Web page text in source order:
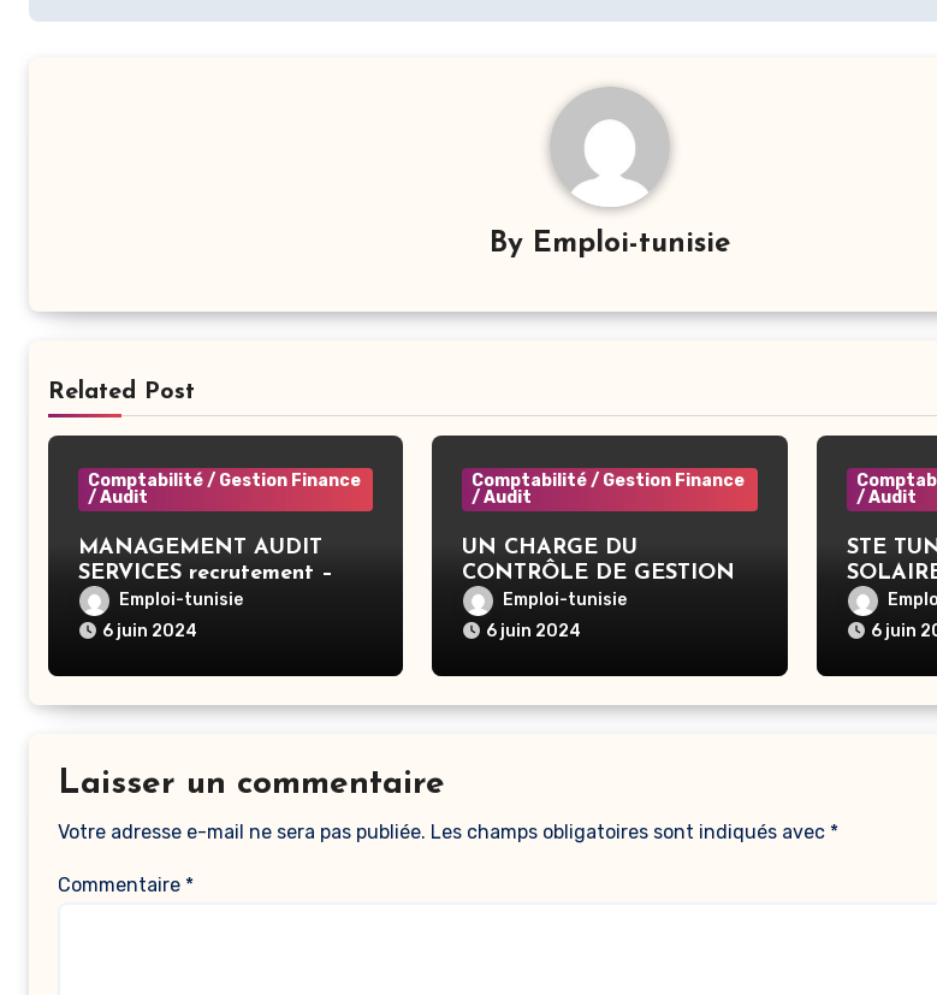
By Emploi-tunisie
Related Post
Comptabilité / Gestion Finance
/ Audit
MANAGEMENT AUDIT
SERVICES recrutement –
Comptable – Ariana
Emploi-tunisie
6 juin 2024
Comptabilité / Gestion Finance
/ Audit
UN CHARGE DU
CONTRÔLE DE GESTION –
Ben Arous
Emploi-tunisie
6 juin 2024
/ Audit
STE
6 juin
Laisser un commentaire
Votre adresse e-mail ne sera pas publiée. Les champs obligatoires sont indiqués avec *
Commentaire *